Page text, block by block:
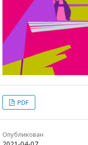
PDF
Опубликован